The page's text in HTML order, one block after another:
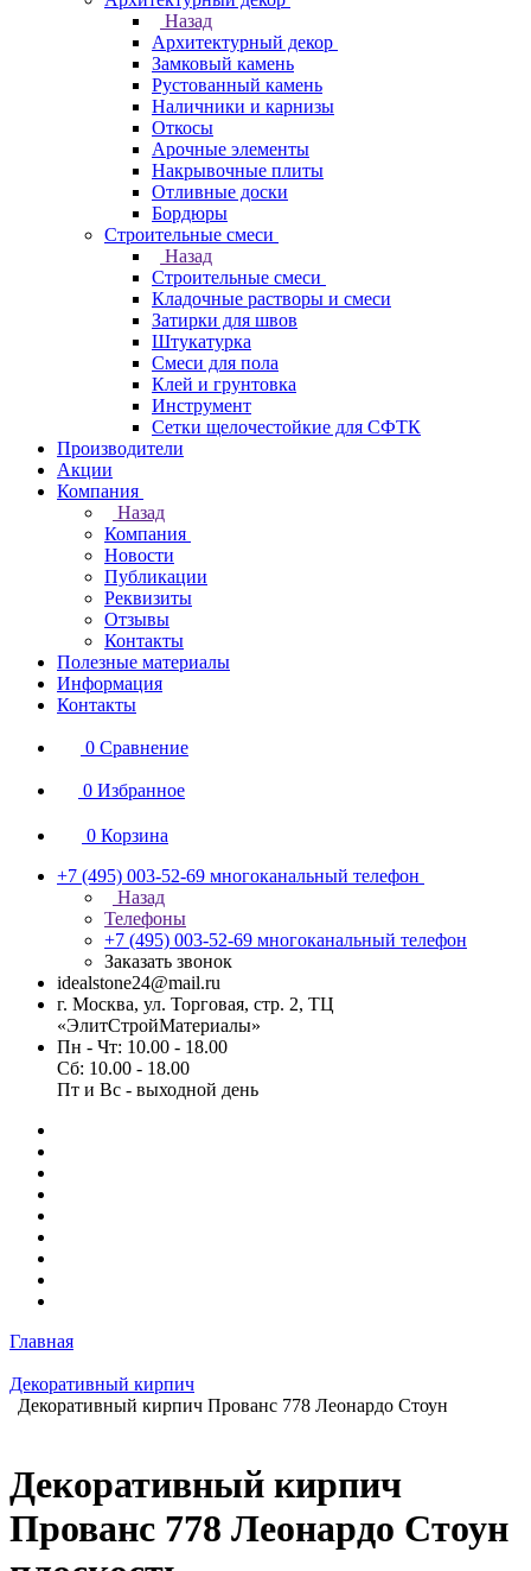
Назад
Архитектурный декор
Замковый камень
Рустованный камень
Наличники и карнизы
Откосы
Арочные элементы
Накрывочные плиты
Отливные доски
Бордюры
Строительные смеси
Назад
Строительные смеси
Кладочные растворы и смеси
Затирки для швов
Штукатурка
Смеси для пола
Клей и грунтовка
Инструмент
Сетки щелочестойкие для СФТК
Производители
Акции
Компания
Назад
Компания
Новости
Публикации
Реквизиты
Отзывы
Контакты
Полезные материалы
Информация
Контакты
0 Сравнение
0 Избранное
0 Корзина
+7 (495) 003-52-69 многоканальный телефон
Назад
Телефоны
+7 (495) 003-52-69 многоканальный телефон
Заказать звонок
idealstone24@mail.ru
г. Москва, ул. Торговая, стр. 2, ТЦ
«ЭлитСтройМатериалы»
Пн - Чт: 10.00 - 18.00
Сб: 10.00 - 18.00
Пт и Вс - выходной день
Главная
Декоративный кирпич
Декоративный кирпич Прованс 778 Леонардо Стоун
Декоративный кирпич
Прованс 778 Леонардо Стоун